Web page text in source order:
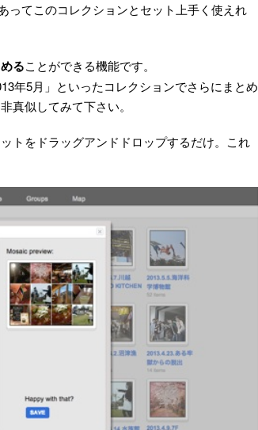
ってこのコレクションとセット上手く使えれ
ることができる機能です。
年5月」といったコレクションでさらにまとめ
真似してみて下さい。
トをドラッグアンドドロップするだけ。これ